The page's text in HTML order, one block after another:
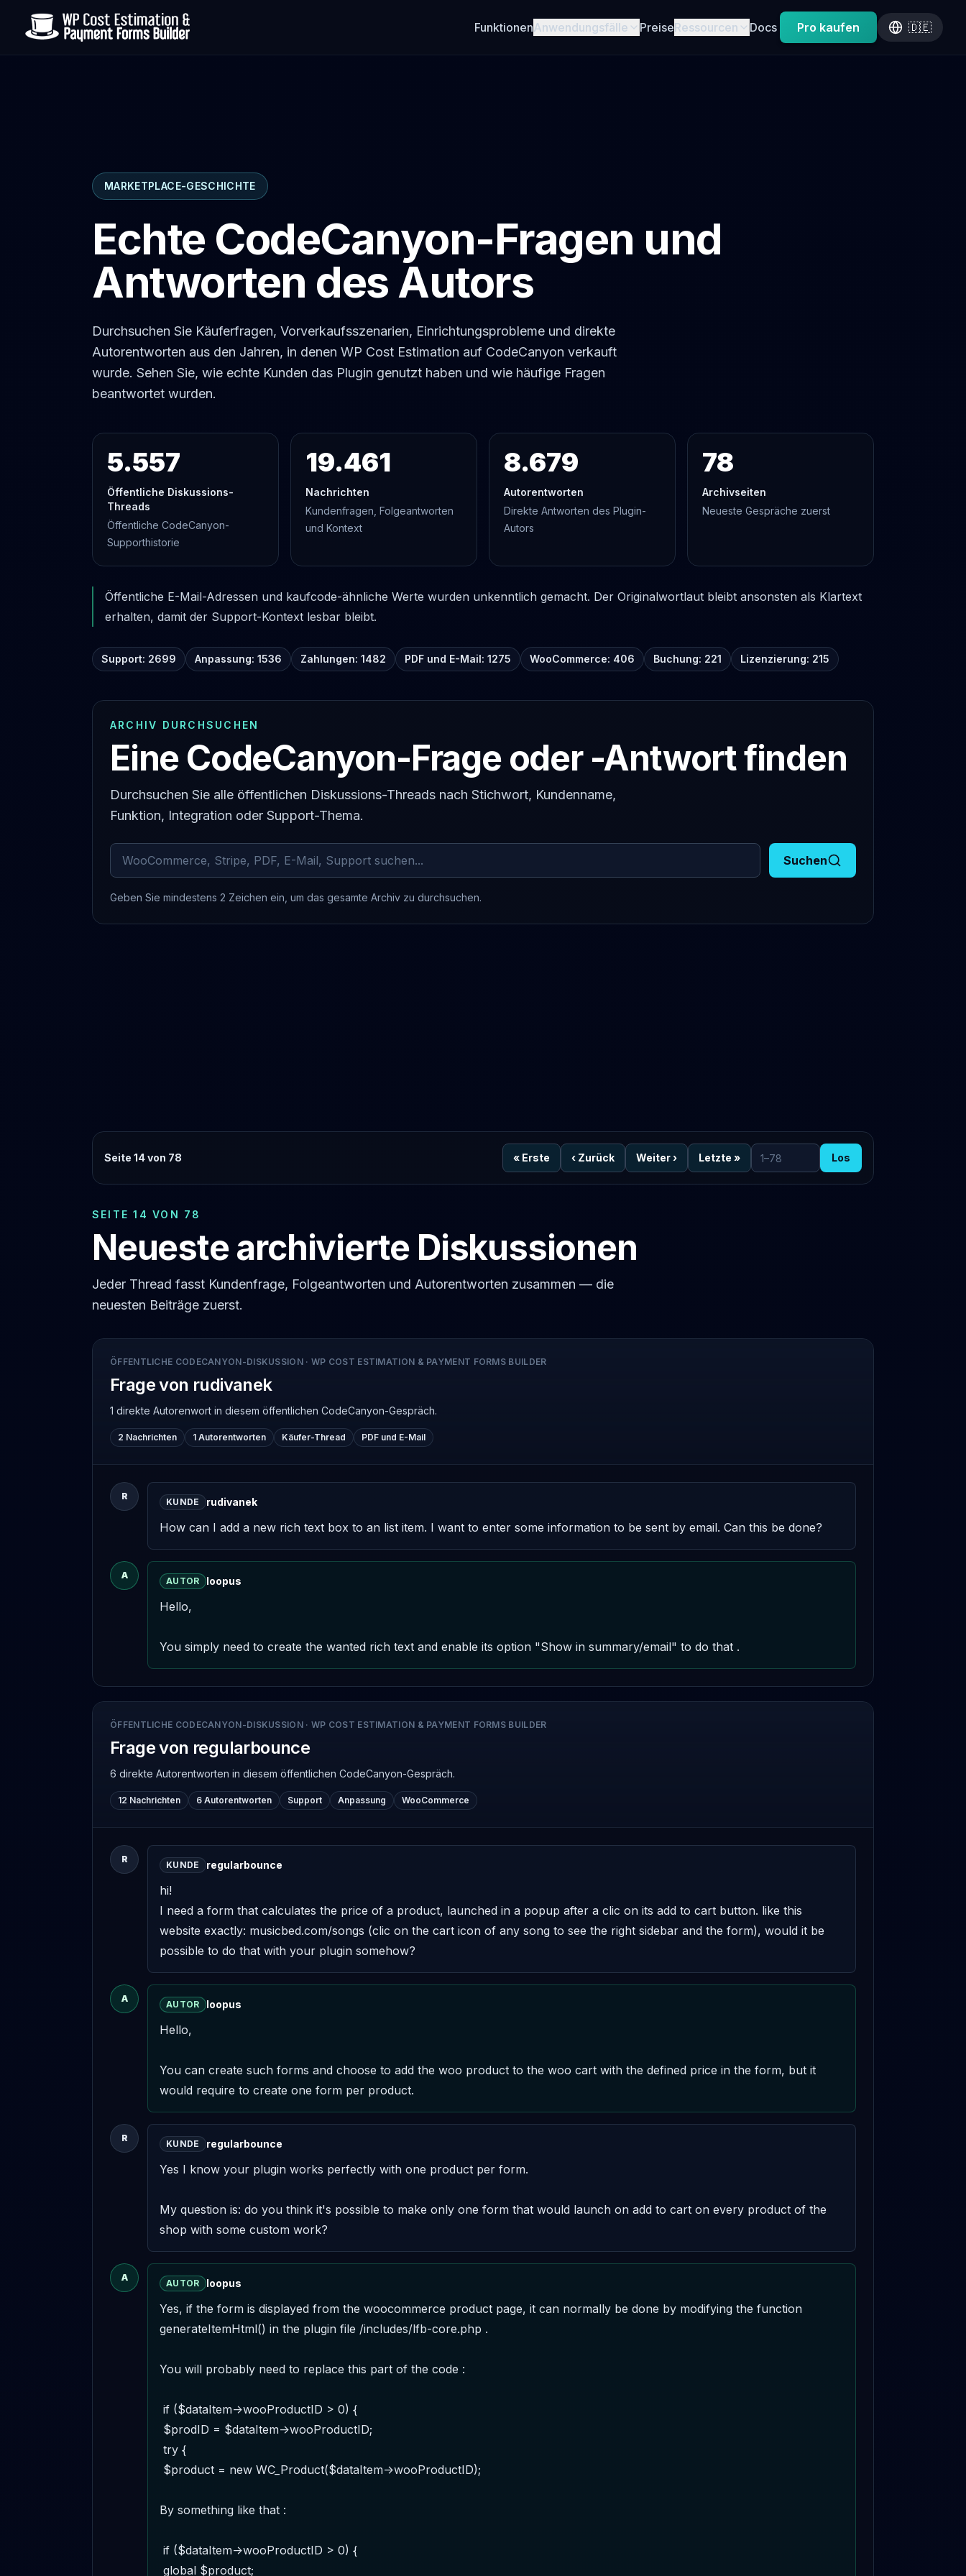
FunktionenAnwendungsfälle PreiseRessourcen Docs Pro kaufen 🇩🇪
MARKETPLACE-GESCHICHTE
Echte CodeCanyon-Fragen und
Antworten des Autors
Durchsuchen Sie Käuferfragen, Vorverkaufsszenarien, Einrichtungsprobleme und direkte
Autorentworten aus den Jahren, in denen WP Cost Estimation auf CodeCanyon verkauft
wurde. Sehen Sie, wie echte Kunden das Plugin genutzt haben und wie häufige Fragen
beantwortet wurden.
5.557
Öffentliche Diskussions-
Threads
Öffentliche CodeCanyon-
Supporthistorie
19.461
Nachrichten
Kundenfragen, Folgeantworten
und Kontext
8.679
Autorentworten
Direkte Antworten des Plugin-
Autors
78
Archivseiten
Neueste Gespräche zuerst
Öffentliche E-Mail-Adressen und kaufcode-ähnliche Werte wurden unkenntlich gemacht. Der Originalwortlaut bleibt ansonsten als Klartext
erhalten, damit der Support-Kontext lesbar bleibt.
Support: 2699 Anpassung: 1536 Zahlungen: 1482 PDF und E-Mail: 1275 WooCommerce: 406 Buchung: 221 Lizenzierung: 215
ARCHIV DURCHSUCHEN
Eine CodeCanyon-Frage oder -Antwort finden
Durchsuchen Sie alle öffentlichen Diskussions-Threads nach Stichwort, Kundenname,
Funktion, Integration oder Support-Thema.
Archivierte Kommentare durchsuchen
Suchen
Geben Sie mindestens 2 Zeichen ein, um das gesamte Archiv zu durchsuchen.
Seite 14 von 78 « Erste ‹ Zurück Weiter› Letzte »
Zur Seite
Los
SEITE 14 VON 78
Neueste archivierte Diskussionen
Jeder Thread fasst Kundenfrage, Folgeantworten und Autorentworten zusammen — die
neuesten Beiträge zuerst.
ÖFFENTLICHE CODECANYON-DISKUSSION· WP COST ESTIMATION & PAYMENT FORMS BUILDER
Frage von rudivanek
1 direkte Autorenwort in diesem öffentlichen CodeCanyon-Gespräch.
2 Nachrichten 1 Autorentworten Käufer-Thread PDF und E-Mail
R
KUNDE rudivanek
How can I add a new rich text box to an list item. I want to enter some information to be sent by email. Can this be done?
A
AUTOR loopus
Hello,
You simply need to create the wanted rich text and enable its option "Show in summary/email" to do that .
ÖFFENTLICHE CODECANYON-DISKUSSION· WP COST ESTIMATION & PAYMENT FORMS BUILDER
Frage von regularbounce
6 direkte Autorentworten in diesem öffentlichen CodeCanyon-Gespräch.
12 Nachrichten 6 Autorentworten Support Anpassung WooCommerce
R
KUNDE regularbounce
hi!
I need a form that calculates the price of a product, launched in a popup after a clic on its add to cart button. like this
website exactly: musicbed.com/songs (clic on the cart icon of any song to see the right sidebar and the form), would it be
possible to do that with your plugin somehow?
A
AUTOR loopus
Hello,
You can create such forms and choose to add the woo product to the woo cart with the defined price in the form, but it
would require to create one form per product.
R
KUNDE regularbounce
Yes I know your plugin works perfectly with one product per form.
My question is: do you think it's possible to make only one form that would launch on add to cart on every product of the
shop with some custom work?
A
AUTOR loopus
Yes, if the form is displayed from the woocommerce product page, it can normally be done by modifying the function
generateItemHtml() in the plugin file /includes/lfb-core.php .
You will probably need to replace this part of the code :
By something like that :